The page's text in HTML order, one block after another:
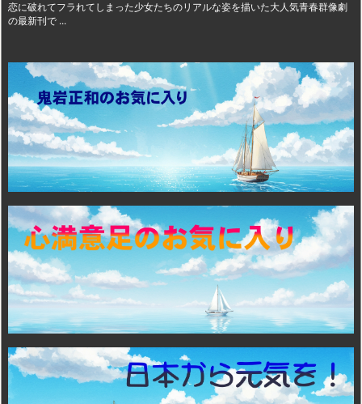
恋に破れてフラれてしまった少女たちのリアルな姿を描いた大人気青春群像劇
の最新刊で ...